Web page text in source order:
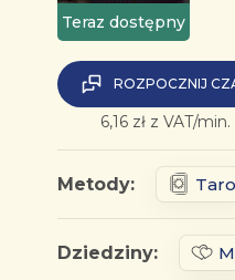
Teraz dostępny
ROZPOCZNIJ
6,16 zł z VAT/min.
Metody:
Dziedziny: